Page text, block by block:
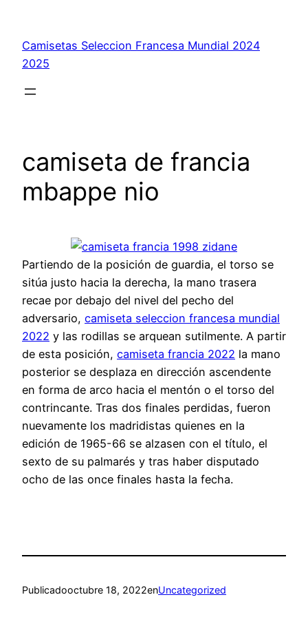
contenido
Camisetas Seleccion Francesa Mundial 2024
2025
camiseta de francia
mbappe nio
Partiendo de la posición de guardia, el torso se
sitúa justo hacia la derecha, la mano trasera
recae por debajo del nivel del pecho del
adversario, camiseta seleccion francesa mundial
2022 y las rodillas se arquean sutilmente. A partir
de esta posición, camiseta francia 2022 la mano
posterior se desplaza en dirección ascendente
en forma de arco hacia el mentón o el torso del
contrincante. Tras dos finales perdidas, fueron
nuevamente los madridistas quienes en la
edición de 1965-66 se alzasen con el título, el
sexto de su palmarés y tras haber disputado
ocho de las once finales hasta la fecha.
Publicadooctubre 18, 2022enUncategorized